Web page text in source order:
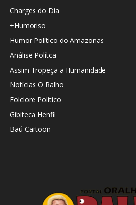
Charges do Dia
+Humoriso
Humor Político do Amazonas
Análise Polítca
Assim Tropeça a Humanidade
Notícias O Ralho
Folclore Político
Gibiteca Henfil
Baú Cartoon